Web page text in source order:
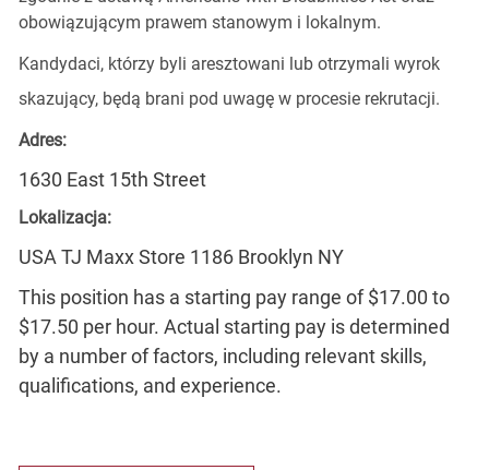
obowiązującym prawem stanowym i lokalnym.
Kandydaci, którzy byli aresztowani lub otrzymali wyrok
skazujący, będą brani pod uwagę w procesie rekrutacji.
Adres:
1630 East 15th Street
Lokalizacja:
USA TJ Maxx Store 1186 Brooklyn NY
This position has a starting pay range of $17.00 to
$17.50 per hour. Actual starting pay is determined
by a number of factors, including relevant skills,
qualifications, and experience.